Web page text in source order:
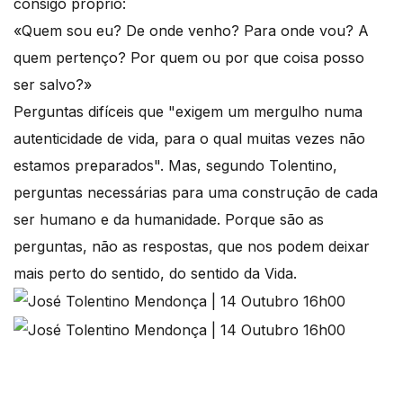
«Quem sou eu? De onde venho? Para onde vou? A
quem pertenço? Por quem ou por que coisa posso
ser salvo?»
Perguntas difíceis que "exigem um mergulho numa
autenticidade de vida, para o qual muitas vezes não
estamos preparados". Mas, segundo Tolentino,
perguntas necessárias para uma construção de cada
ser humano e da humanidade. Porque são as
perguntas, não as respostas, que nos podem deixar
mais perto do sentido, do sentido da Vida.